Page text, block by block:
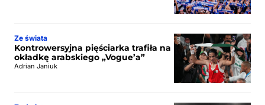
Ze świata
Kontrowersyjna pięściarka trafiła na
okładkę arabskiego „Vogue’a”
Adrian Janiuk